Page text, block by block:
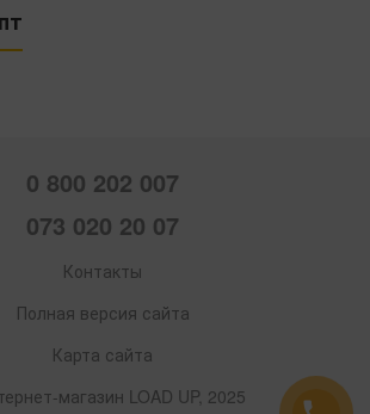
0 800 202 007
073 020 20 07
Контакты
Полная версия сайта
Карта сайта
магазин LOAD UP, 2025